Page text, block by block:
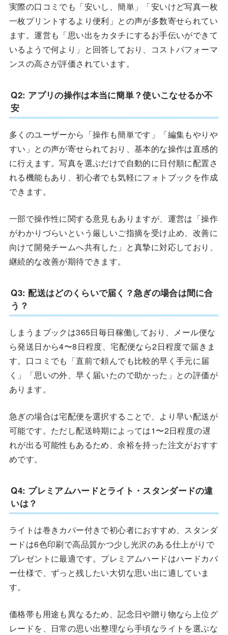
実際の口コミでも「安いし、簡単」「安いけど写真一枚
一枚プリントするより便利」との声が多数寄せられてい
ます。運営も「思い出をカタチにするお手伝いができて
いるようで何より」と回答しており、コストパフォーマ
ンスの高さが評価されています。
Q2: アプリの操作は本当に簡単？使いこなせるか不
安
多くのユーザーから「操作も簡単です」「編集もやりや
すい」との声が寄せられており、基本的な操作は直感的
に行えます。写真を選ぶだけで自動的に日付順に配置さ
れる機能もあり、初心者でも気軽にフォトブックを作成
できます。
一部で操作性に関する意見もありますが、運営は「操作
がわかりづらいという厳しいご指摘を受け止め、改善に
向けて開発チームへ共有した」と真摯に対応しており、
継続的な改善が期待できます。
Q3: 配送はどのくらいで届く？急ぎの場合は間に合
う？
しまうまブックは365日毎日稼働しており、メール便な
ら発送日から4〜8日程度、宅配便なら2日程度で届きま
す。口コミでも「直前で頼んでも比較的早く手元に届
く」「思いの外、早く届いたので助かった」との評価が
あります。
急ぎの場合は宅配便を選択することで、より早い配送が
可能です。ただし配送時期によっては1〜2日程度の遅
れが出る可能性もあるため、余裕を持った注文がおすす
めです。
Q4: プレミアムハードとライト・スタンダードの違
いは？
ライトは巻きカバー付きで初心者におすすめ、スタンダ
ードは6色印刷で高品質かつ少し光沢のある仕上がりで
プレゼントに最適です。プレミアムハードはハードカバ
ー仕様で、ずっと残したい大切な思い出に適していま
す。
価格帯も用途も異なるため、記念日や贈り物なら上位グ
レードを、日常の思い出整理なら手頃なライトを選ぶな